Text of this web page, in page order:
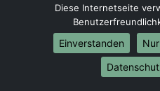
Umzug von Heidelberg
Umzug von Heidelberg
Umzug von Heidelberg
Umzug von Heidelberg
Umzug von Heidelberg
Diese Internetseite
Einverstanden